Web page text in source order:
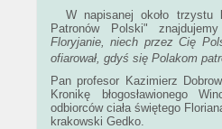
W napisanej około trzystu
Patronów Polski"
Floryjanie, niech przez Cię
ofiarował, gdyś się Polakom
Pan profesor Kazimierz
Kronikę błogosławionego
odbiorców ciała świętego
krakowski Gedko.